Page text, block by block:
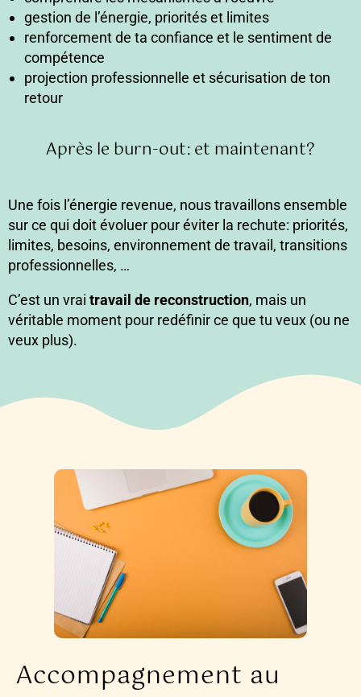
gestion de l’énergie, priorités et limites
renforcement de ta confiance et le sentiment de
compétence
projection professionnelle et sécurisation de ton
retour
Après le burn-out: et maintenant?
Une fois l’énergie revenue, nous travaillons ensemble
sur ce qui doit évoluer pour éviter la rechute: priorités,
limites, besoins, environnement de travail, transitions
professionnelles, …
C’est un vrai travail de reconstruction, mais un
véritable moment pour redéfinir ce que tu veux (ou ne
veux plus).
Accompagnement au